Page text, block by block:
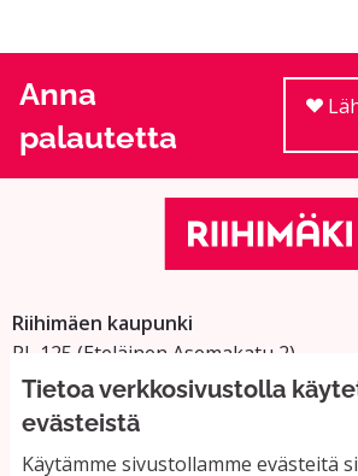
Tietoa verkkosivustolla
evästeistä
Käytämme sivustollamme evästeitä
Anna
palautetta
Riihimäen kaupunki
PL 125 (Eteläinen Asemakatu 2)
11101 Riihimäki
Vaihde: 019 758 4000
Sähköpostiosoitteet: